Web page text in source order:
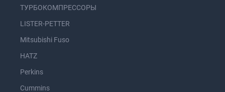
ТУРБОКОМПРЕССОРЫ
LISTER-PETTER
Mitsubishi Fuso
HATZ
Perkins
Cummins